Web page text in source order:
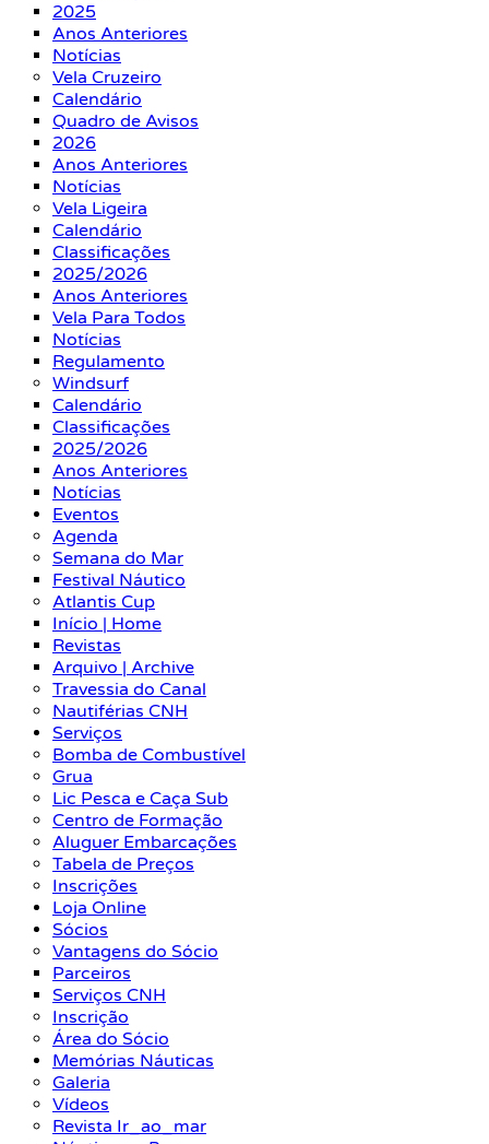
2025
Anos Anteriores
Notícias
Vela Cruzeiro
Calendário
Quadro de Avisos
2026
Anos Anteriores
Notícias
Vela Ligeira
Calendário
Classificações
2025/2026
Anos Anteriores
Vela Para Todos
Notícias
Regulamento
Windsurf
Calendário
Classificações
2025/2026
Anos Anteriores
Notícias
Eventos
Agenda
Semana do Mar
Festival Náutico
Atlantis Cup
Início | Home
Revistas
Arquivo | Archive
Travessia do Canal
Nautiférias CNH
Serviços
Bomba de Combustível
Grua
Lic Pesca e Caça Sub
Centro de Formação
Aluguer Embarcações
Tabela de Preços
Inscrições
Loja Online
Sócios
Vantagens do Sócio
Parceiros
Serviços CNH
Inscrição
Área do Sócio
Memórias Náuticas
Galeria
Vídeos
Revista Ir_ao_mar